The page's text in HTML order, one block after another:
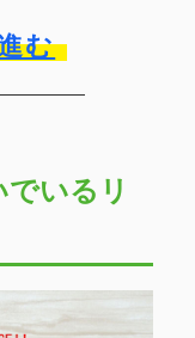
む
いるリ